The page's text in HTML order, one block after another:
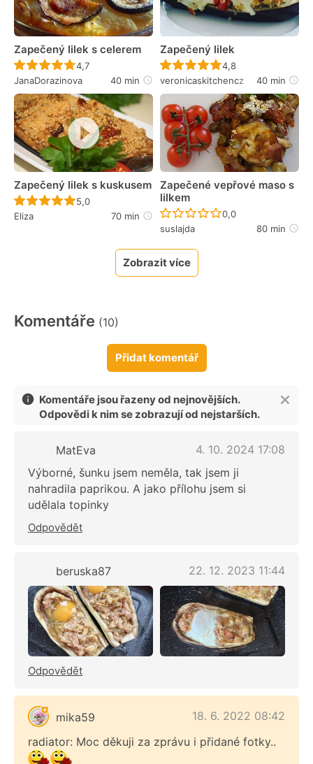
Zapečený lilek s celerem
Recept ještě nebyl hodnocen
4,7
JanaDorazinova
40 min
Zapečený lilek
Recept ještě nebyl
4,8
veronicaskitchencz
40 min
Zapečený lilek s kuskusem
Recept ještě nebyl hodnocen
5,0
Eliza
70 min
Zapečené vepřové maso s
lilkem
Recept ještě nebyl
0,0
suslajda
80 min
Zobrazit více
Komentáře (10)
Přidat komentář
Komentáře jsou řazeny od nejnovějších.
Odpovědi k nim se zobrazují od nejstarších.
MatEva
4. 10. 2024 17:08
Výborné, šunku jsem neměla, tak jsem ji
nahradila paprikou. A jako přílohu jsem si
udělala topinky
Odpovědět
beruska87 22. 12. 2023 11:44
Odpovědět
mika59
18. 6. 2022 08:42
radiator: Moc děkuji za zprávu i přidané fotky..